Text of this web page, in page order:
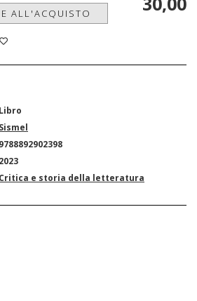
ALL'ACQUISTO
Libro
Sismel
9788892902398
2023
Critica e storia della letteratura